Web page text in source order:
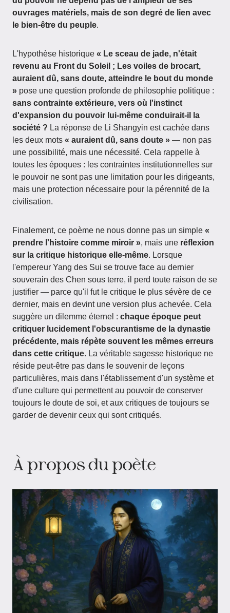
ouvrages matériels, mais de son degré de lien avec
le bien-être du peuple.
L'hypothèse historique « Le sceau de jade, n'était
revenu au Front du Soleil ; Les voiles de brocart,
auraient dû, sans doute, atteindre le bout du monde
» pose une question profonde de philosophie politique :
sans contrainte extérieure, vers où l'instinct
d'expansion du pouvoir lui-même conduirait-il la
société ? La réponse de Li Shangyin est cachée dans
les deux mots « auraient dû, sans doute » — non pas
une possibilité, mais une nécessité. Cela rappelle à
toutes les époques : les contraintes institutionnelles sur
le pouvoir ne sont pas une limitation pour les dirigeants,
mais une protection nécessaire pour la pérennité de la
civilisation.
Finalement, ce poème ne nous donne pas un simple «
prendre l'histoire comme miroir », mais une réflexion
sur la critique historique elle-même. Lorsque
l'empereur Yang des Sui se trouve face au dernier
souverain des Chen sous terre, il perd toute raison de se
justifier — parce qu'il fut le critique le plus sévère de ce
dernier, mais en devint une version plus achevée. Cela
suggère un dilemme éternel : chaque époque peut
critiquer lucidement l'obscurantisme de la dynastie
précédente, mais répète souvent les mêmes erreurs
dans cette critique. La véritable sagesse historique ne
réside peut-être pas dans le souvenir de leçons
particulières, mais dans l'établissement d'un système et
d'une culture qui permettent au pouvoir de conserver
toujours le doute de soi, et aux critiques de toujours se
garder de devenir ceux qui sont critiqués.
À propos du poète